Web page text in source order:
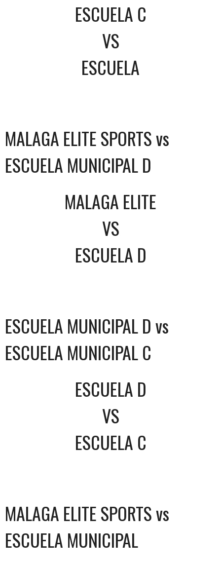
ESCUELA C
VS
ESCUELA
MALAGA ELITE SPORTS vs
ESCUELA MUNICIPAL D
MALAGA ELITE
VS
ESCUELA D
ESCUELA MUNICIPAL D vs
ESCUELA MUNICIPAL C
ESCUELA D
VS
ESCUELA C
MALAGA ELITE SPORTS vs
ESCUELA MUNICIPAL